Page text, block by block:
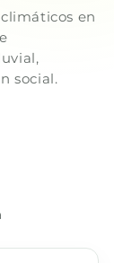
en
social.